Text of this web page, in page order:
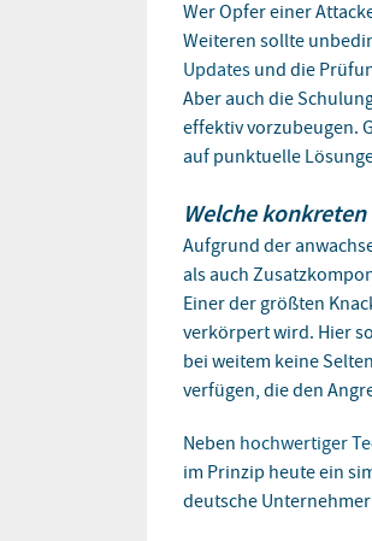
Wer Opfer einer
Weiteren sollte
Updates und die
Aber auch die
effektiv vorzubeugen.
auf punktuelle
Welche
Aufgrund der
als auch
Einer der größten
verkörpert wird. Hier
bei weitem keine
verfügen, die den
Neben hochwertiger
im Prinzip heute ein
deutsche